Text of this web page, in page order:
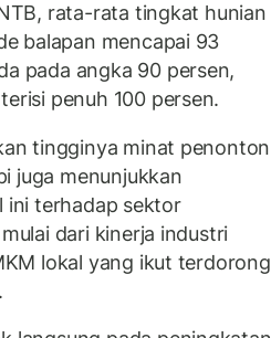
rata-rata tingkat hunian
balapan mencapai 93
pada angka 90 persen,
penuh 100 persen.
tingginya minat penonton
juga menunjukkan
ini terhadap sektor
dari kinerja industri
lokal yang ikut terdorong